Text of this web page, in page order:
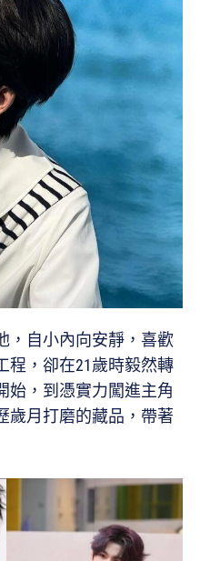
，自小內向安靜，喜歡
程，卻在21歲時毅然轉
始，到憑實力闖進主角
歲月打磨的藏品，帶著